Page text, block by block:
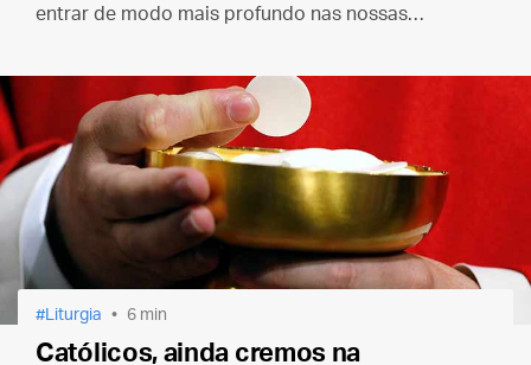
entrar de modo mais profundo nas nossas
Liturgia 6 min
Católicos, ainda cremos na